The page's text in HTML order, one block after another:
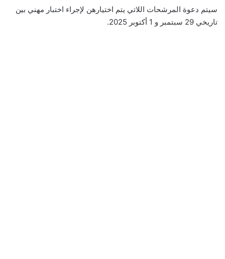
سيتم دعوة المرشحات اللاتي يتم اختيارهن لإجراء اختبار مهني بين
تاريخي 29 سبتمبر و 1 أكتوبر 2025.